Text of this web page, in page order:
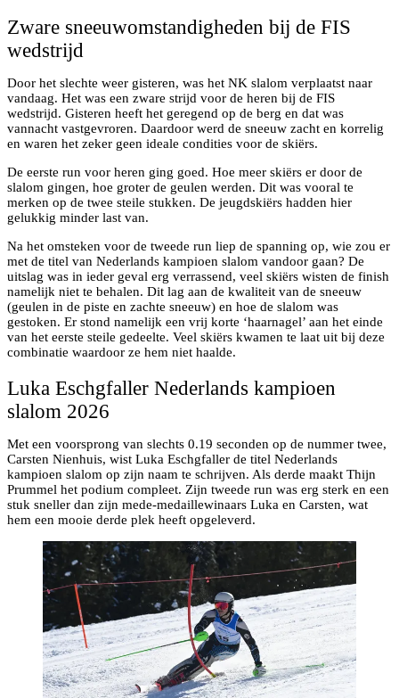
Zware sneeuwomstandigheden bij de FIS
wedstrijd
Door het slechte weer gisteren, was het NK slalom verplaatst naar
vandaag. Het was een zware strijd voor de heren bij de FIS
wedstrijd. Gisteren heeft het geregend op de berg en dat was
vannacht vastgevroren. Daardoor werd de sneeuw zacht en korrelig
en waren het zeker geen ideale condities voor de skiërs.
De eerste run voor heren ging goed. Hoe meer skiërs er door de
slalom gingen, hoe groter de geulen werden. Dit was vooral te
merken op de twee steile stukken. De jeugdskiërs hadden hier
gelukkig minder last van.
Na het omsteken voor de tweede run liep de spanning op, wie zou er
met de titel van Nederlands kampioen slalom vandoor gaan? De
uitslag was in ieder geval erg verrassend, veel skiërs wisten de finish
namelijk niet te behalen. Dit lag aan de kwaliteit van de sneeuw
(geulen in de piste en zachte sneeuw) en hoe de slalom was
gestoken. Er stond namelijk een vrij korte ‘haarnagel’ aan het einde
van het eerste steile gedeelte. Veel skiërs kwamen te laat uit bij deze
combinatie waardoor ze hem niet haalde.
Luka Eschgfaller Nederlands kampioen
slalom 2026
Met een voorsprong van slechts 0.19 seconden op de nummer twee,
Carsten Nienhuis, wist Luka Eschgfaller de titel Nederlands
kampioen slalom op zijn naam te schrijven. Als derde maakt Thijn
Prummel het podium compleet. Zijn tweede run was erg sterk en een
stuk sneller dan zijn mede-medaillewinaars Luka en Carsten, wat
hem een mooie derde plek heeft opgeleverd.